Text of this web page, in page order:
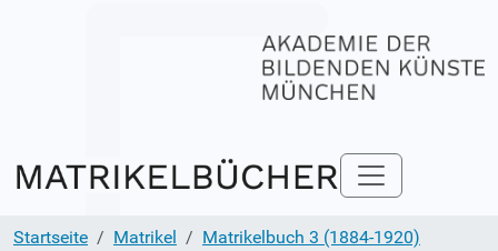
Startseite Matrikel
Matrikelbuch 3 (1884-1920)